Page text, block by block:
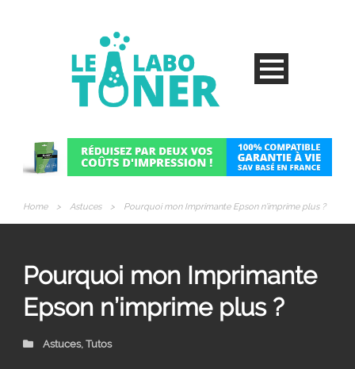
Home > Astuces > Pourquoi mon Imprimante Epson n’imprime plus ?
Pourquoi mon Imprimante
Epson n’imprime plus ?
Astuces, Tutos